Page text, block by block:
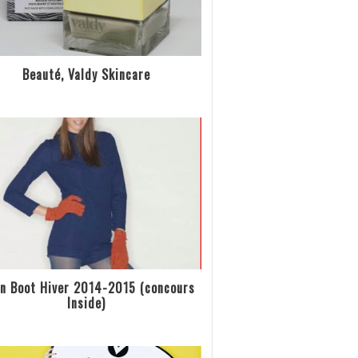
Beauté, Valdy Skincare
Boot Hiver 2014-2015 (concours
Inside)